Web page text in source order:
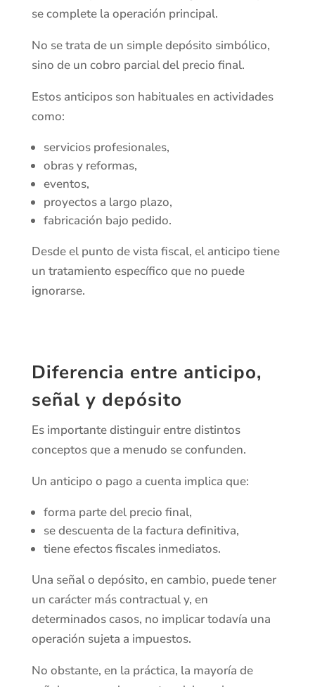
se complete la operación principal.
No se trata de un simple depósito simbólico,
sino de un cobro parcial del precio final.
Estos anticipos son habituales en actividades
como:
servicios profesionales,
obras y reformas,
eventos,
proyectos a largo plazo,
fabricación bajo pedido.
Desde el punto de vista fiscal, el anticipo tiene
un tratamiento específico que no puede
ignorarse.
Diferencia entre anticipo,
señal y depósito
Es importante distinguir entre distintos
conceptos que a menudo se confunden.
Un anticipo o pago a cuenta implica que:
forma parte del precio final,
se descuenta de la factura definitiva,
tiene efectos fiscales inmediatos.
Una señal o depósito, en cambio, puede tener
un carácter más contractual y, en
determinados casos, no implicar todavía una
operación sujeta a impuestos.
No obstante, en la práctica, la mayoría de